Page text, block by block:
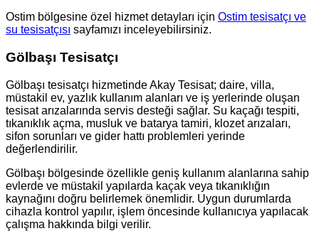
Ostim bölgesine özel hizmet detayları için Ostim tesisatçı ve
su tesisatçısı sayfamızı inceleyebilirsiniz.
Gölbaşı Tesisatçı
Gölbaşı tesisatçı hizmetinde Akay Tesisat; daire, villa,
müstakil ev, yazlık kullanım alanları ve iş yerlerinde oluşan
tesisat arızalarında servis desteği sağlar. Su kaçağı tespiti,
tıkanıklık açma, musluk ve batarya tamiri, klozet arızaları,
sifon sorunları ve gider hattı problemleri yerinde
değerlendirilir.
Gölbaşı bölgesinde özellikle geniş kullanım alanlarına sahip
evlerde ve müstakil yapılarda kaçak veya tıkanıklığın
kaynağını doğru belirlemek önemlidir. Uygun durumlarda
cihazla kontrol yapılır, işlem öncesinde kullanıcıya yapılacak
çalışma hakkında bilgi verilir.